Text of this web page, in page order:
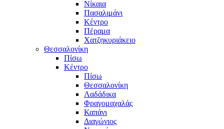
Νίκαια
Πασαλιμάνι
Κέντρο
Πέραμα
Χατζηκυριάκειο
Θεσσαλονίκη
Πίσω
Κέντρο
Πίσω
Θεσσαλονίκη
Λαδάδικα
Φραγομαχαλάς
Καπάνι
Διαγώνιος